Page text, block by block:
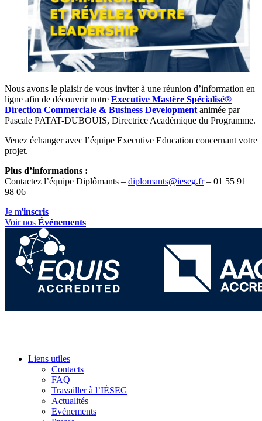
Nous avons le plaisir de vous inviter à une réunion d’information en
ligne afin de découvrir notre Executive Mastère Spécialisé®
Direction Commerciale & Business Development animée par
Pascale PATAT-DUBOUIS, Directrice Académique du Programme.
Venez échanger avec l’équipe Executive Education concernant votre
projet.
Plus d’informations :
Contactez l’équipe Diplômants – diplomants@ieseg.fr– 01 55 91
98 06
Je m'inscris
Voir nos Événements
Liens utiles
Contacts
FAQ
Travailler à l’IÉSEG
Actualités
Evénements